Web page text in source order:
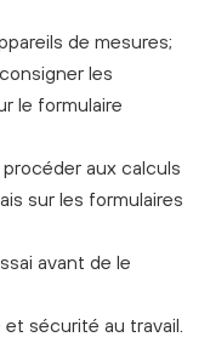
de mesures;
les
le formulaire
aux calculs
sur les formulaires
avant de le
sécurité au travail.